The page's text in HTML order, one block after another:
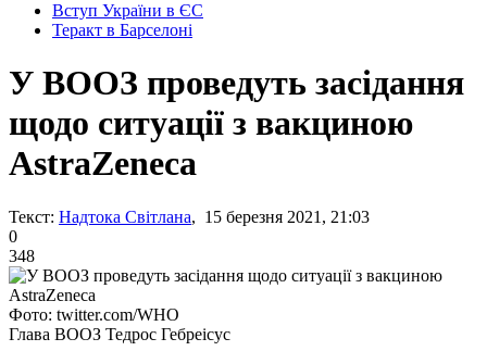
Вступ України в ЄС
Теракт в Барселоні
У ВООЗ проведуть засідання
щодо ситуації з вакциною
AstraZeneca
Текст: Надтока Світлана, 15 березня 2021, 21:03
0
348
Фото: twitter.com/WHO
Глава ВООЗ Тедрос Гебреісус